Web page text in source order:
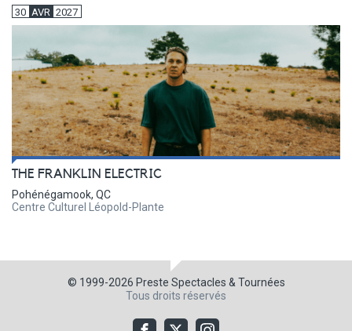
30 AVR 2027
THE FRANKLIN ELECTRIC
Pohénégamook, QC
Centre Culturel Léopold-Plante
© 1999-2026 Preste Spectacles & Tournées
Tous droits réservés